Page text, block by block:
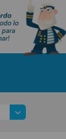
Acceder al
Área
Únete ya a
la Náutica